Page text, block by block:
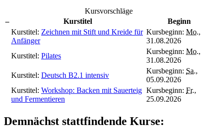
Kursvorschläge
–
Kurstitel
Beginn
Kurstitel: Zeichnen mit Stift und Kreide für
Anfänger
Kursbeginn: Mo.,
31.08.2026
Kurstitel: Pilates
Kursbeginn: Mo.,
31.08.2026
Kurstitel: Deutsch B2.1 intensiv
Kursbeginn: Sa.,
05.09.2026
Kurstitel: Workshop: Backen mit Sauerteig
und Fermentieren
Kursbeginn: Fr.,
25.09.2026
Demnächst stattfindende Kurse: